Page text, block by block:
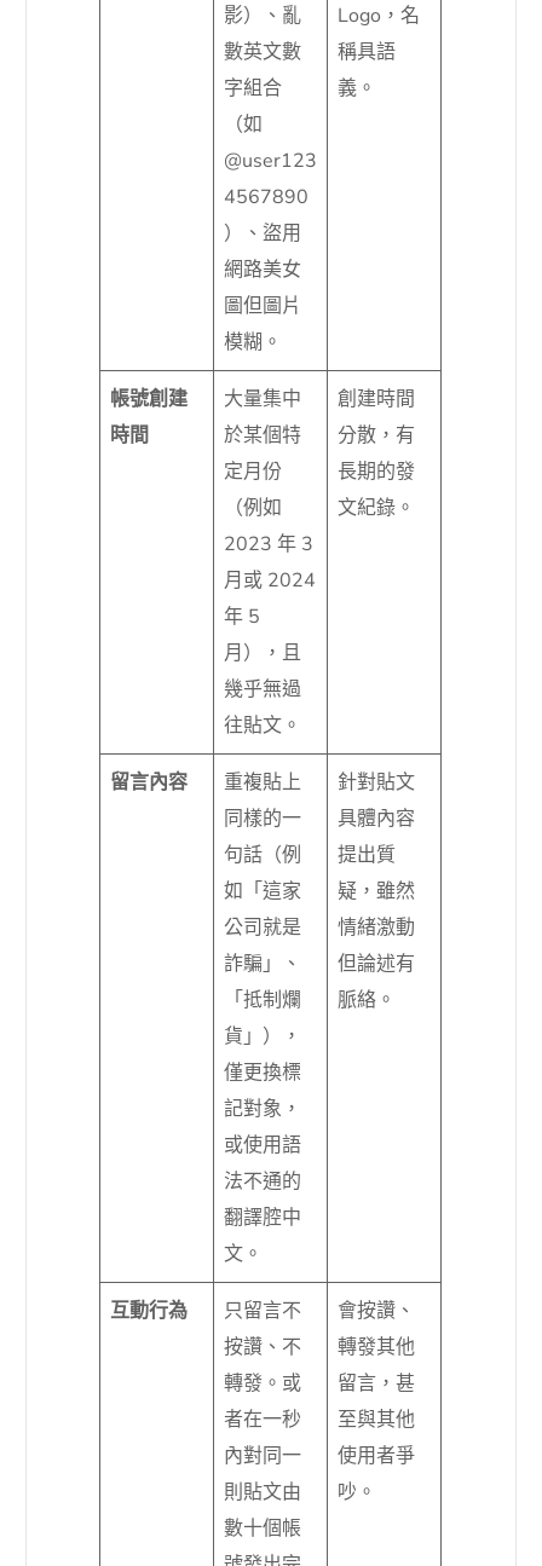
影）、亂
數英文數
字組合
（如
@user123
4567890
）、盜用
網路美女
圖但圖片
模糊。
Logo，名
稱具語
義。
帳號創建
時間
大量集中
於某個特
定月份
（例如
2023 年 3
月或 2024
年 5
月），且
幾乎無過
往貼文。
創建時間
分散，有
長期的發
文紀錄。
留言內容
重複貼上
同樣的一
句話（例
如「這家
公司就是
詐騙」、
「抵制爛
貨」），
僅更換標
記對象，
或使用語
法不通的
翻譯腔中
文。
針對貼文
具體內容
提出質
疑，雖然
情緒激動
但論述有
脈絡。
互動行為
只留言不
按讚、不
轉發。或
者在一秒
內對同一
則貼文由
數十個帳
會按讚、
轉發其他
留言，甚
至與其他
使用者爭
吵。